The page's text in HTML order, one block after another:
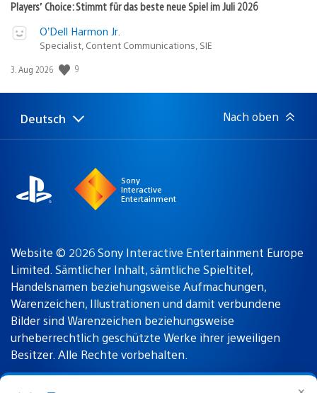
Players’ Choice: Stimmt für das beste neue Spiel im Juli 2026
O’Dell Harmon Jr.
Specialist, Content Communications, SIE
Veröffentlichungsdatum:
3. Aug 2026 9
Select
a
Aktuelle
Region:
Deutsch Nach oben
Sony
Interactive
Entertainment
Website © 2026 Sony Interactive Entertainment Europe
Limited. Sämtlicher Inhalt, sämtliche Spieltitel,
Handelsnamen beziehungsweise Aufmachungen,
Warenzeichen, Illustrationen und damit verbundene
Bilder sind Warenzeichen beziehungsweise
urheberrechtlich geschützte Werke ihrer jeweiligen
Besitzer. Alle Rechte vorbehalten.